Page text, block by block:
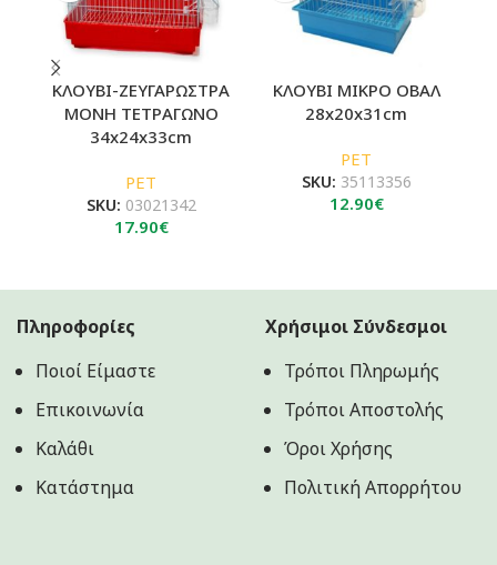
ΚΛΟΥΒΙ-ΖΕΥΓΑΡΩΣΤΡΑ
ΜΟΝΗ ΤΕΤΡΑΓΩΝΟ
34x24x33cm
PET
SKU: 03021342
17.90€
ΚΛΟΥΒΙ ΜΙΚΡΟ ΟΒΑΛ
28x20x31cm
PET
SKU: 35113356
12.90€
Πληροφορίες
Ποιοί Είμαστε
Επικοινωνία
Καλάθι
Κατάστημα
Χρήσιμοι Σύνδεσμοι
Τρόποι Πληρωμής
Τρόποι Αποστολής
Όροι Χρήσης
Πολιτική Aπορρήτου